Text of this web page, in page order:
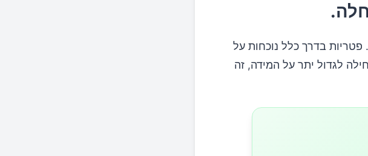
פטריות בדרך כלל נוכחות על
לגדול יתר על המידה, זה